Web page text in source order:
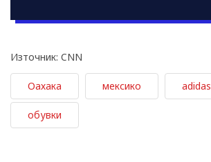
Източник: CNN
Оахака мексико adidas
обувки